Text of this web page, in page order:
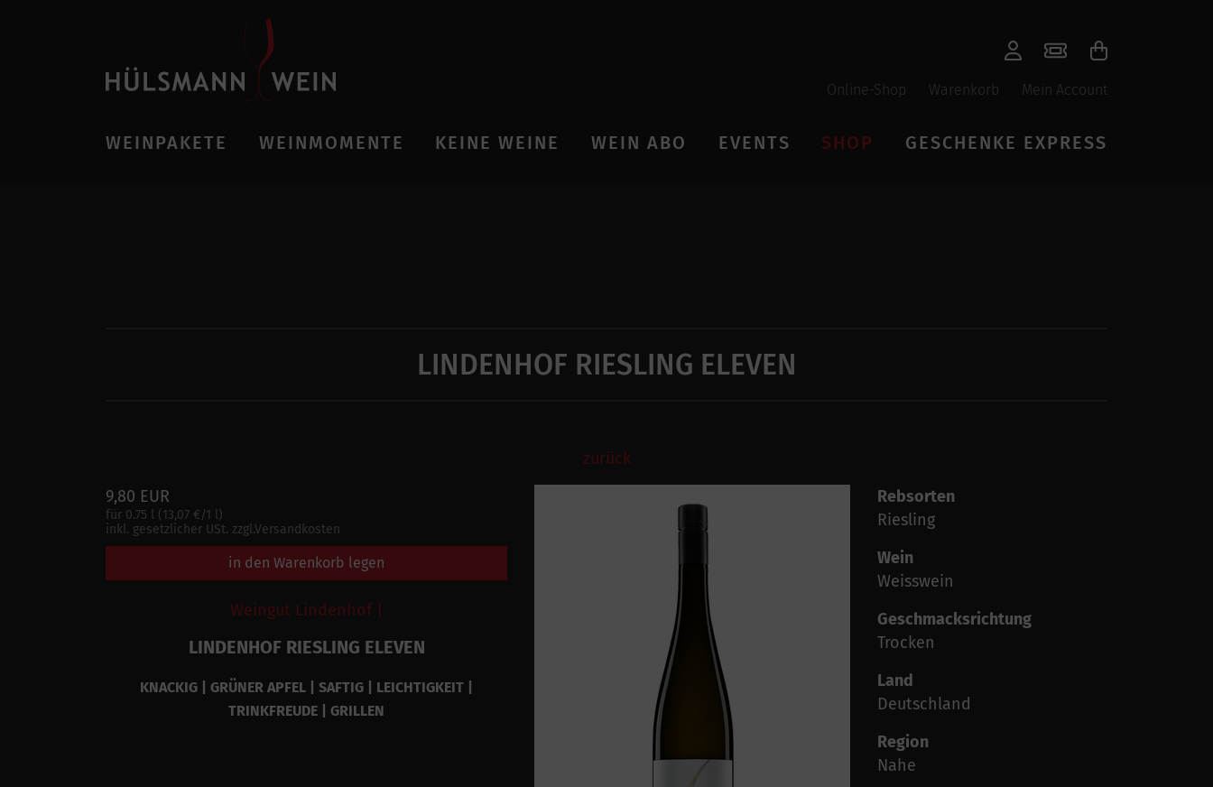
Online-Shop Warenkorb Mein Account
WEINPAKETE WEINMOMENTE KEINE WEINE WEIN ABO EVENTS SHOP GESCHENKE EXPRESS
LINDENHOF RIESLING ELEVEN
zurück
9,80 EUR
für 0.75 l (13,07 €/1 l)
inkl. gesetzlicher USt. zzgl.Versandkosten
in den Warenkorb legen
Weingut Lindenhof |
LINDENHOF RIESLING ELEVEN
KNACKIG | GRÜNER APFEL | SAFTIG | LEICHTIGKEIT |
TRINKFREUDE | GRILLEN
Rebsorten
Riesling
Wein
Weisswein
Geschmacksrichtung
Trocken
Land
Deutschland
Region
Nahe